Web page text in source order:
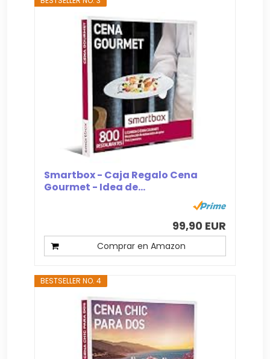
Smartbox - Caja Regalo Cena
Gourmet - Idea de...
99,90 EUR
Comprar en Amazon
BESTSELLER NO. 4